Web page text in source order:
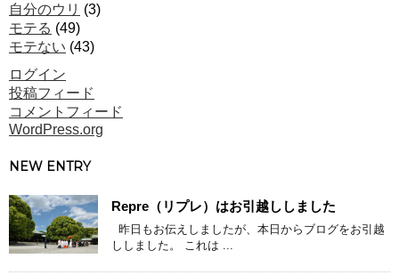
自分のウリ (3)
モテる (49)
モテない (43)
ログイン
投稿フィード
コメントフィード
WordPress.org
NEW ENTRY
Repre（リプレ）はお引越ししました
昨日もお伝えしましたが、本日からブログをお引越
ししました。 これは ...